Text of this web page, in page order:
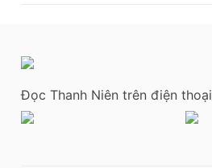
Đọc Thanh Niên trên điện thoại